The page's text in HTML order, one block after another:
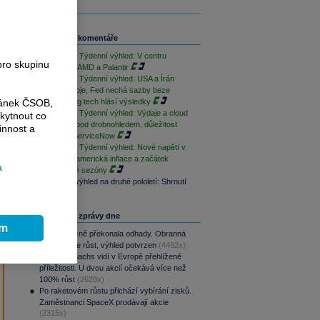
Související komentáře
PODCAST Týdenní výhled: V centru
pozornosti AMD a Palantir
PODCAST Týdenní výhled: USA a Írán
přerušily boje, Fed nechá sazby beze
změny a big tech hlásí výsledky
PODCAST Týdenní výhled: Výdaje a cloud
Alphabetu pod drobnohledem, důležitost
výsledků ServiceNow
PODCAST Týdenní výhled: Nové napětí v
Hormuzu, americká inflace a začátek
výsledkové sezóny
Investiční výhled na druhé pololetí: Shrnutí
Nejčtenější zprávy dne
CSG výrazně překonala odhady. Obranná
divize táhne růst, výhled potvrzen (4462x)
Goldman Sachs vidí v Evropě přehlížené
příležitosti. U dvou akcií očekává více než
100% růst (2628x)
Po raketovém růstu přichází vybírání zisků.
Zaměstnanci SpaceX prodávají akcie
(2315x)
skupinu
ČSOB,
co
a